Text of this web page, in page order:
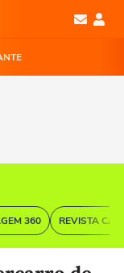
360 REVISTA